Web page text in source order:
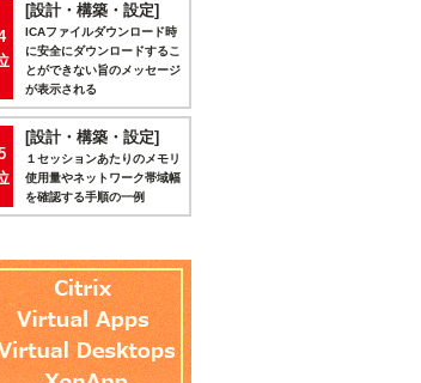
[設計・構築・設定]
ICAファイルダウンロード時
に安全にダウンロードするこ
とができない旨のメッセージ
が表示される
[設計・構築・設定]
１セッションあたりのメモリ
使用量やネットワーク帯域幅
を確認する手順の一例